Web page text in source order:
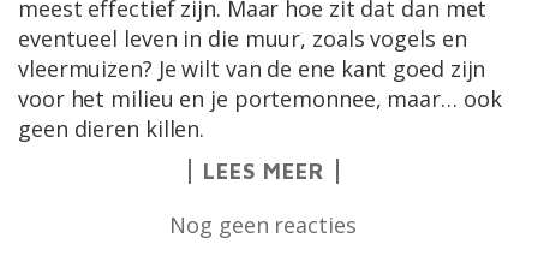
meest effectief zijn. Maar hoe zit dat dan met
eventueel leven in die muur, zoals vogels en
vleermuizen? Je wilt van de ene kant goed zijn
voor het milieu en je portemonnee, maar… ook
geen dieren killen.
LEES MEER
Nog geen reacties